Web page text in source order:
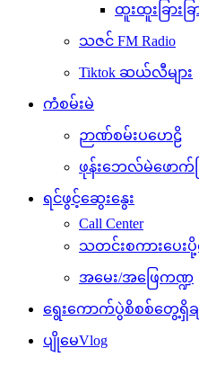
ထူးထူးခြားခြ
သဇင် FM Radio
Tiktok ဆယ်လီများ
ကံစမ်းမဲ
ဉာဏ်စမ်းပဟေဠိ
ဖုန်းဘေလ်မဲဖောက်ခ
ရင်ဖွင့်ဆွေးနွေး
Call Center
သတင်းစကားပေးပို့
အမေး/အဖြေကဏ္ဍ
ရွေးကောက်ပွဲစိစစ်တွေ့ရှိချ
ပျိုမေVlog